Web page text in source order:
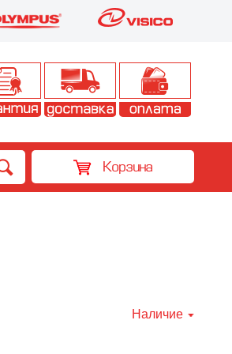
Корзина
Наличие